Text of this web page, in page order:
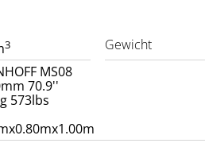
3 Gewicht
MS08
70.9''
573lbs